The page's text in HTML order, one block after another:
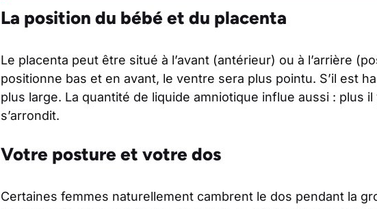
La position du bébé et du placenta
Le placenta peut être situé à l’avant (antérieur) ou à l’arrière
positionne bas et en avant, le ventre sera plus pointu. S’il est
plus large. La quantité de liquide amniotique influe aussi : plus
s’arrondit.
Votre posture et votre dos
Certaines femmes naturellement cambrent le dos pendant la